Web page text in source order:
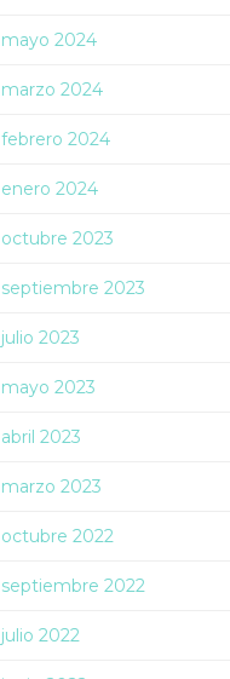
mayo 2024
marzo 2024
febrero 2024
enero 2024
octubre 2023
septiembre 2023
julio 2023
mayo 2023
abril 2023
marzo 2023
octubre 2022
septiembre 2022
julio 2022